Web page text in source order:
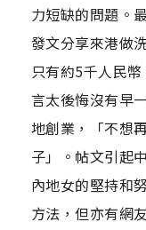
力短缺的問題。
發文分享來港做
只有約5千人民
言太後悔沒有早
地創業，「不想
子」。帖文引起
內地女的堅持和
方法，但亦有網